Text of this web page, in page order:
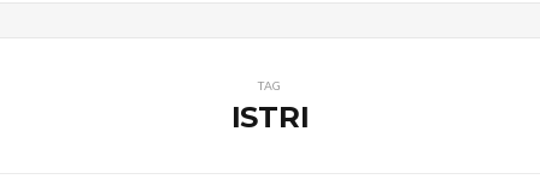
TAG
ISTRI